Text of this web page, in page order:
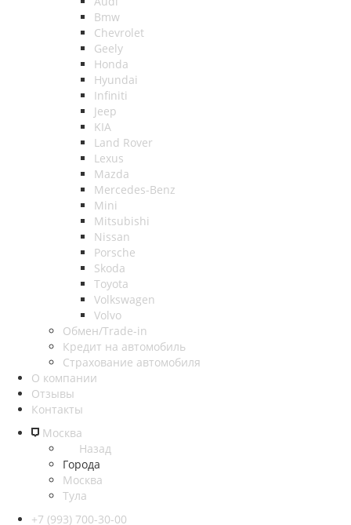
Bmw
Chevrolet
Geely
Honda
Hyundai
Infiniti
Jeep
KIA
Land Rover
Lexus
Mazda
Mercedes-Benz
Mini
Mitsubishi
Nissan
Porsche
Skoda
Toyota
Volkswagen
Volvo
Обмен/Trade-in
Кредит на автомобиль
Страхование автомобиля
О компании
Отзывы
Контакты
Москва
Назад
Города
Москва
Тула
+7 (993) 700-30-00